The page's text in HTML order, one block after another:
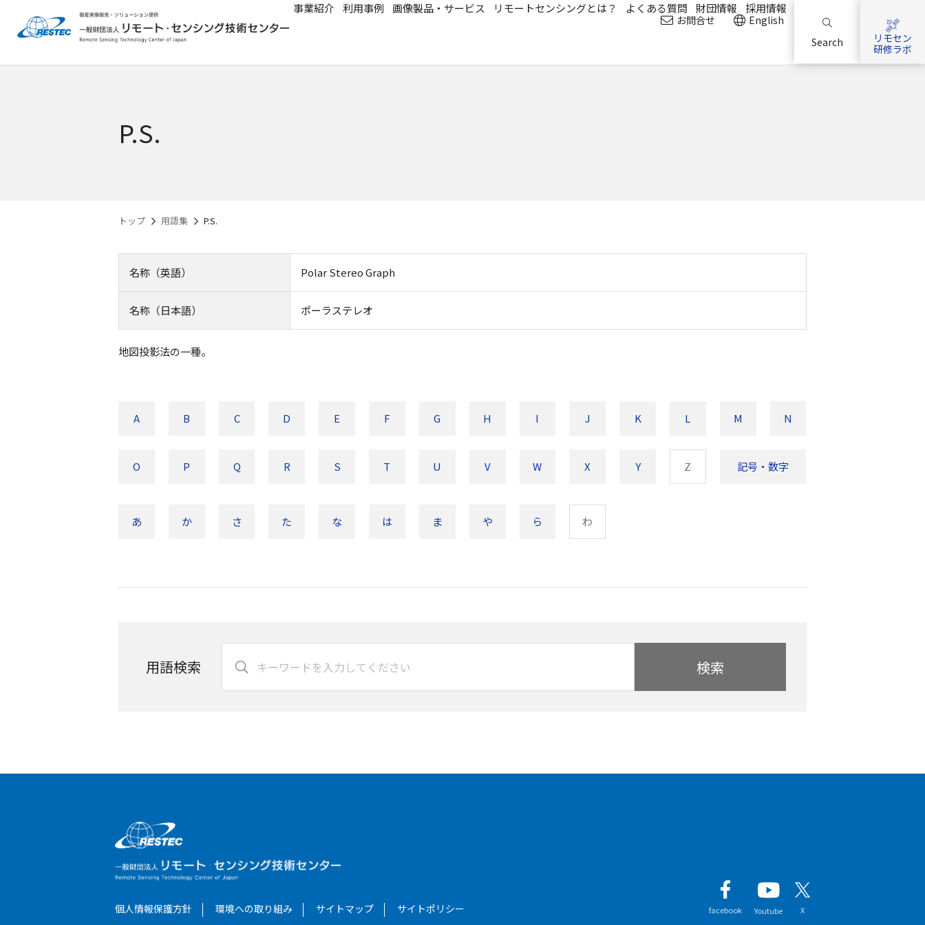
お問合せ English
事業紹介 利用事例 画像製品・サービス リモートセンシングとは？ よくある質問 財団情報 採用情報
Search
リモセン
研修ラボ
P.S.
トップ 用語集 P.S.
名称（英語） Polar Stereo Graph
名称（日本語） ポーラステレオ
地図投影法の一種。
A B C D E F G H I J K L M N
O P Q R S T U V W X Y Z 記号・数字
あ か さ た な は ま や ら わ
用語検索 検索
個人情報保護方針 環境への取り組み サイトマップ サイトポリシー facebook Youtube X